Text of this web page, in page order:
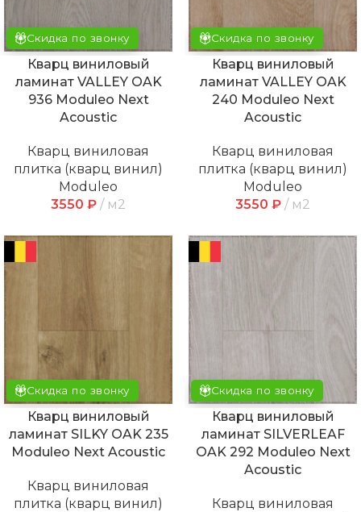
Скидка по звонку
Кварц виниловый
ламинат VALLEY OAK
936 Moduleo Next
Acoustic
Кварц виниловая
плитка (кварц винил)
Moduleo
3550 ₽ м2
Скидка по звонку
Кварц виниловый
ламинат VALLEY OAK
240 Moduleo Next
Acoustic
Кварц виниловая
плитка (кварц винил)
Moduleo
3550 ₽ м2
Скидка по звонку
Кварц виниловый
ламинат SILKY OAK 235
Moduleo Next Acoustic
Кварц виниловая
плитка (кварц винил)
Скидка по звонку
Кварц виниловый
ламинат SILVERLEAF
OAK 292 Moduleo Next
Acoustic
Кварц виниловая